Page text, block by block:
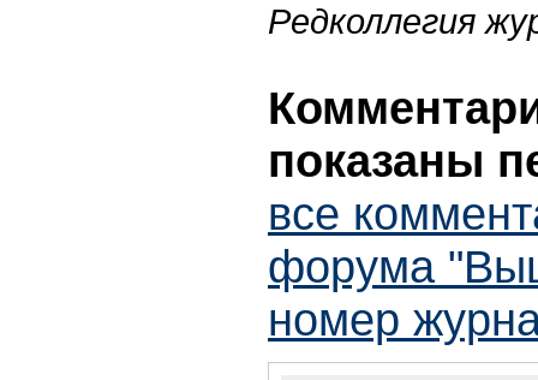
Редколлегия
показаны
все
форума
номер